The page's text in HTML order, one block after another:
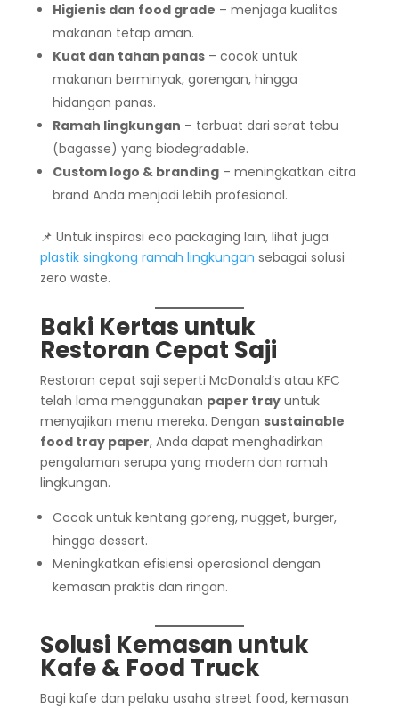
Higienis dan food grade – menjaga kualitas
makanan tetap aman.
Kuat dan tahan panas– cocok untuk
makanan berminyak, gorengan, hingga
hidangan panas.
Ramah lingkungan – terbuat dari serat tebu
(bagasse) yang biodegradable.
Custom logo & branding– meningkatkan citra
brand Anda menjadi lebih profesional.
📌 Untuk inspirasi eco packaging lain, lihat juga
plastik singkong ramah lingkungan sebagai solusi
zero waste.
Baki Kertas untuk
Restoran Cepat Saji
Restoran cepat saji seperti McDonald’s atau KFC
telah lama menggunakan paper trayuntuk
menyajikan menu mereka. Dengan sustainable
food tray paper, Anda dapat menghadirkan
pengalaman serupa yang modern dan ramah
lingkungan.
Cocok untuk kentang goreng, nugget, burger,
hingga dessert.
Meningkatkan efisiensi operasional dengan
kemasan praktis dan ringan.
Solusi Kemasan untuk
Kafe & Food Truck
Bagi kafe dan pelaku usaha street food, kemasan